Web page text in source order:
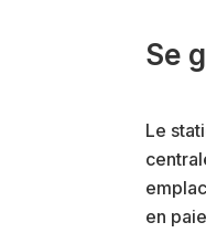
Se
Le
en